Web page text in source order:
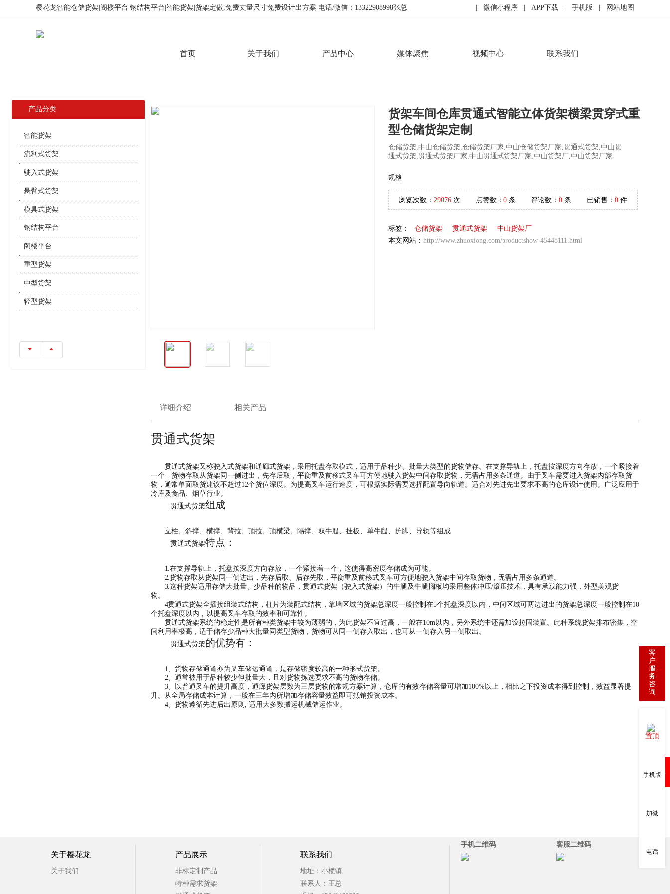
樱花龙智能仓储货架|阁楼平台|钢结构平台|智能货架|货架定做,免费丈量尺寸免费设计出方案 电话/微信：13322908998张总 | 微信小程序 | APP下载 | 手机版 | 网站地图
首页 关于我们 产品中心 媒体聚焦 视频中心 联系我们
产品分类
智能货架
流利式货架
驶入式货架
悬臂式货架
模具式货架
钢结构平台
阁楼平台
重型货架
中型货架
轻型货架
货架车间仓库贯通式智能立体货架横梁贯穿式重
型仓储货架定制
仓储货架,中山仓储货架,仓储货架厂家,中山仓储货架厂家,贯通式货架,中山贯
通式货架,贯通式货架厂家,中山贯通式货架厂家,中山货架厂,中山货架厂家
规格
浏览次数： 29076 次 点赞数： 0 条 评论数：0 条 已销售： 0件
标签： 仓储货架 贯通式货架
中山货架厂
本文网站： http://www.zhuoxiong.com/productshow-45448111.html
详细介绍 相关产品
贯通式货架
贯通式货架又称驶入式货架和通廊式货架，采用托盘存取模式，适用于品种少、批量大类型的货物储存。在支撑导轨上，托盘按深度方向存放，一个紧接着
一个，货物存取从货架同一侧进出，先存后取，平衡重及前移式叉车可方便地驶入货架中间存取货物，无需占用多条通道。由于叉车需要进入货架内部存取货
物，通常单面取货建议不超过12个货位深度。为提高叉车运行速度，可根据实际需要选择配置导向轨道。适合对先进先出要求不高的仓库设计使用。广泛应用于
冷库及食品、烟草行业。
贯通式货架组成
立柱、斜撑、横撑、背拉、顶拉、顶横梁、隔撑、双牛腿、挂板、单牛腿、护脚、导轨等组成
贯通式货架特点：
1.在支撑导轨上，托盘按深度方向存放，一个紧接着一个，这使得高密度存储成为可能。
2.货物存取从货架同一侧进出，先存后取、后存先取，平衡重及前移式叉车可方便地驶入货架中间存取货物，无需占用多条通道。
3.这种货架适用存储大批量、少品种的物品，贯通式货架（驶入式货架）的牛腿及牛腿搁板均采用整体冲压/滚压技术，具有承载能力强，外型美观货
物。
4贯通式货架全插接组装式结构，柱片为装配式结构，靠墙区域的货架总深度一般控制在5个托盘深度以内，中间区域可两边进出的货架总深度一般控制在10
个托盘深度以内，以提高叉车存取的效率和可靠性。
贯通式货架系统的稳定性是所有种类货架中较为薄弱的，为此货架不宜过高，一般在10m以内，另外系统中还需加设拉固装置。此种系统货架排布密集，空
间利用率极高，适于储存少品种大批量同类型货物，货物可从同一侧存入取出，也可从一侧存入另一侧取出。
贯通式货架的优势有：
1、货物存储通道亦为叉车储运通道，是存储密度较高的一种形式货架。
2、通常被用于品种较少但批量大，且对货物拣选要求不高的货物存储。
3、以普通叉车的提升高度，通廊货架层数为三层货物的常规方案计算，仓库的有效存储容量可增加100%以上，相比之下投资成本得到控制，效益显著提
升。从全局存储成本计算，一般在三年内所增加存储容量效益即可抵销投资成本。
4、货物遵循先进后出原则, 适用大多数搬运机械储运作业。
购物车
关于樱花龙
关于我们
产品展示
非标定制产品
特种需求货架
联系我们
地址：小榄镇
联系人：王总
手机二维码 客服二维码
客
户
服
务
咨
询
置顶
手机版
加微
电话